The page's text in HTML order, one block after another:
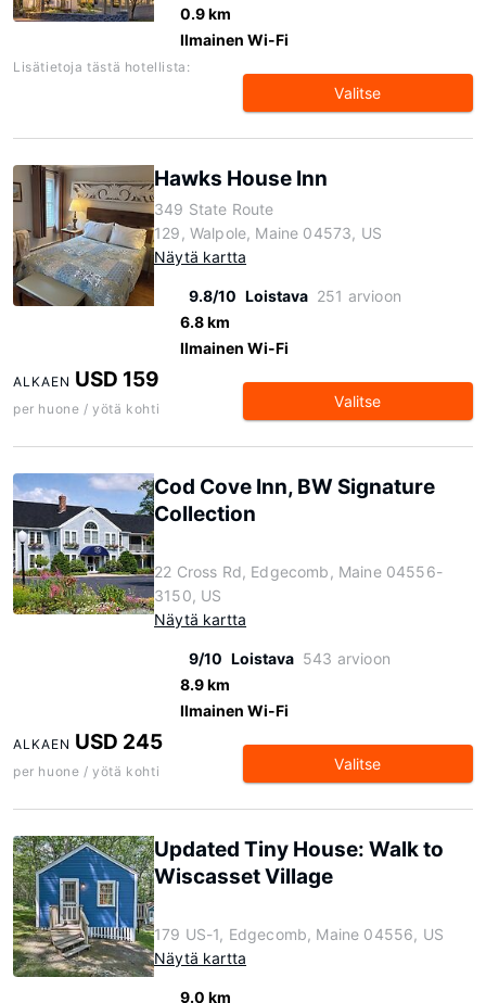
0.9 km
Ilmainen Wi-Fi
Lisätietoja tästä hotellista:
Valitse
Hawks House Inn
349 State Route
129, Walpole, Maine 04573, US
Näytä kartta
9.8/10 Loistava 251 arvioon
6.8 km
Ilmainen Wi-Fi
ALKAEN USD 159
per huone / yötä kohti Valitse
Cod Cove Inn, BW Signature
Collection
22 Cross Rd, Edgecomb, Maine 04556-
3150, US
Näytä kartta
9/10 Loistava 543 arvioon
8.9 km
Ilmainen Wi-Fi
ALKAEN USD 245
per huone / yötä kohti Valitse
Updated Tiny House: Walk to
Wiscasset Village
179 US-1, Edgecomb, Maine 04556, US
Näytä kartta
9.0 km